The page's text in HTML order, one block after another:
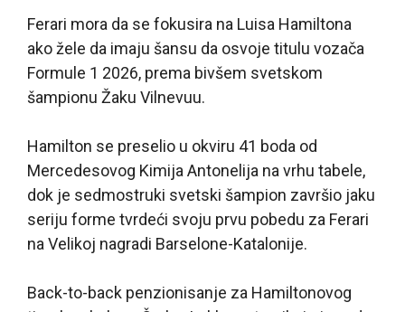
Ferari mora da se fokusira na Luisa Hamiltona
ako žele da imaju šansu da osvoje titulu vozača
Formule 1 2026, prema bivšem svetskom
šampionu Žaku Vilnevuu.
Hamilton se preselio u okviru 41 boda od
Mercedesovog Kimija Antonelija na vrhu tabele,
dok je sedmostruki svetski šampion završio jaku
seriju forme tvrdeći svoju prvu pobedu za Ferari
na Velikoj nagradi Barselone-Katalonije.
Back-to-back penzionisanje za Hamiltonovog